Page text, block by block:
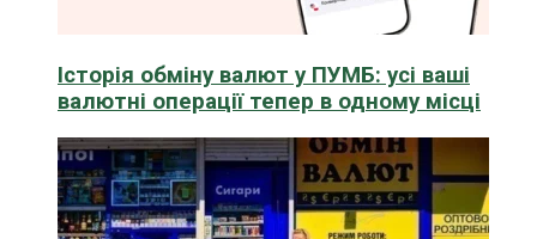
Історія обміну валют у ПУМБ: усі ваші
валютні операції тепер в одному місці